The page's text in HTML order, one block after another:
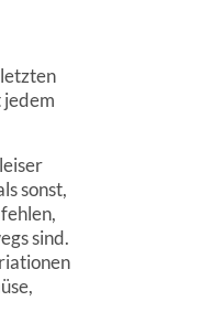
jedem
sonst,
sind.